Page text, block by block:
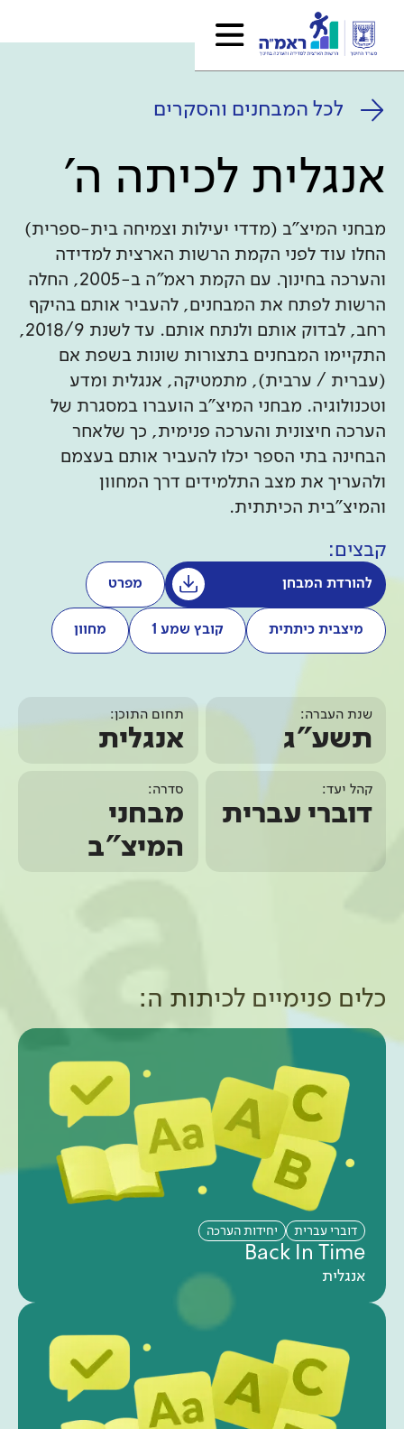
לכל המבחנים והסקרים
אנגלית לכיתה ה'
מבחני המיצ"ב (מדדי יעילות וצמיחה בית-ספרית)
החלו עוד לפני הקמת הרשות הארצית למדידה
והערכה בחינוך. עם הקמת ראמ"ה ב-2005, החלה
הרשות לפתח את המבחנים, להעביר אותם בהיקף
רחב, לבדוק אותם ולנתח אותם. עד לשנת 2018/9,
התקיימו המבחנים בתצורות שונות בשפת אם
(עברית / ערבית), מתמטיקה, אנגלית ומדע
וטכנולוגיה. מבחני המיצ"ב הועברו במסגרת של
הערכה חיצונית והערכה פנימית, כך שלאחר
הבחינה בתי הספר יכלו להעביר אותם בעצמם
ולהעריך את מצב התלמידים דרך המחוון
והמיצ"בית הכיתתית.
קבצים:
להורדת המבחן מפרט
מיצבית כיתתית קובץ שמע 1 מחוון
שנת העברה:
תשע"ג
תחום התוכן:
אנגלית
קהל יעד:
דוברי עברית
סדרה:
מבחני
המיצ"ב
כלים פנימיים לכיתות ה:
דוברי עברית יחידות הערכה
Back In Time
אנגלית